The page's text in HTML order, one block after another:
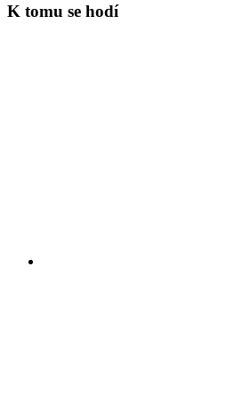
K tomu se hodí